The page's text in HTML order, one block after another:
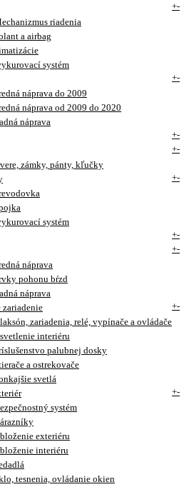
+-
riadenia
a airbag
systém
+-
náprava do 2009
náprava od 2009 do 2020
náprava
+-
+-
zámky, pánty, kľučky
+-
systém
+-
+-
náprava
pohonu bŕzd
náprava
+-
zariadenia, relé, vypínače a ovládače
interiéru
palubnej dosky
a ostrekovače
svetlá
+-
systém
exteriéru
interiéru
tesnenia, ovládanie okien